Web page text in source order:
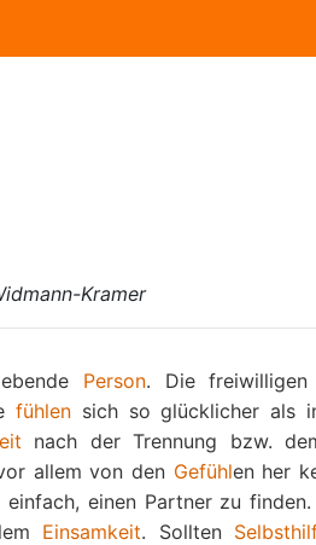
Kramer
Person. Die
fühlensich so glücklicher als
nach der Trennung bzw.
allem von den Gefühlen her
einen Partner zu
Einsamkeit. Sollten